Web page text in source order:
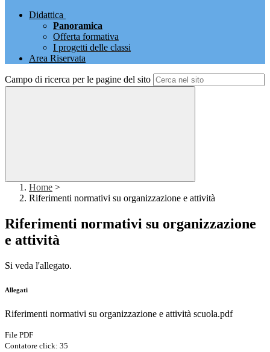
Didattica
Panoramica
Offerta formativa
I progetti delle classi
Area Riservata
Campo di ricerca per le pagine del sito
Home >
Riferimenti normativi su organizzazione e attività
Riferimenti normativi su organizzazione
e attività
Si veda l'allegato.
Allegati
Riferimenti normativi su organizzazione e attività scuola.pdf
File PDF
Contatore click: 35